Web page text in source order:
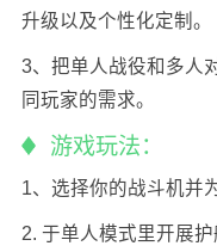
升级以及个性化定制。
3、把单人战役和多人
同玩家的需求。
游戏玩法：
1、选择你的战斗机并
2. 于单人模式里开展